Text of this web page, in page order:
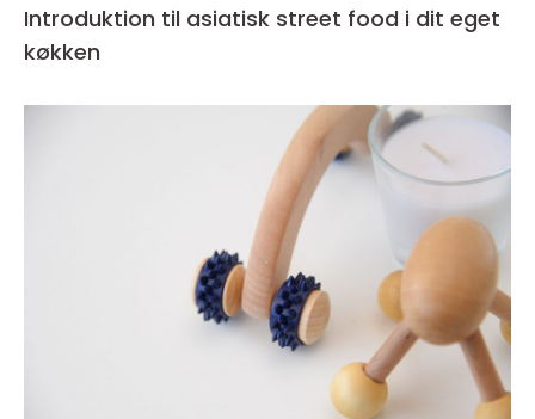
Introduktion til asiatisk street food i dit eget
køkken